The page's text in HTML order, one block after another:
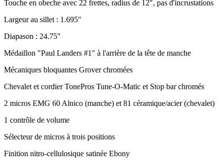
Touche en obeche avec 22 frettes, radius de 12", pas d'incrustations
Largeur au sillet : 1.695"
Diapason : 24.75"
Médaillon "Paul Landers #1" à l'arrière de la tête de manche
Mécaniques bloquantes Grover chromées
Chevalet et cordier TonePros Tune-O-Matic et Stop bar chromés
2 micros EMG 60 Alnico (manche) et 81 céramique/acier (chevalet)
1 contrôle de volume
Sélecteur de micros à trois positions
Finition nitro-cellulosique satinée Ebony